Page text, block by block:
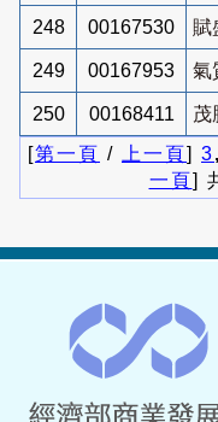
248 00167530 賦
249 00167953 氣
250 00168411
茂
[第一頁 / 上一頁] 3,
一頁]